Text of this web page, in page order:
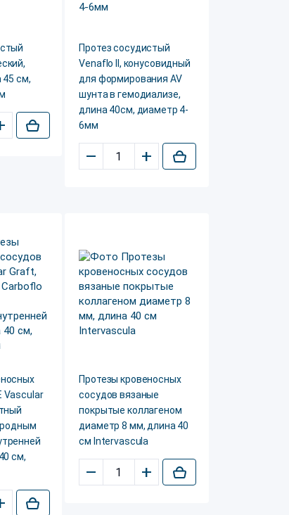
45 см,
Протез сосудистый
Venaflo II, конусовидный
для формирования AV
шунта в гемодиализе,
длина 40см, диаметр 4-
6мм
– +
Vascular
см,
Протезы кровеносных
сосудов вязаные
покрытые коллагеном
диаметр 8 мм, длина 40
см Intervascula
– +